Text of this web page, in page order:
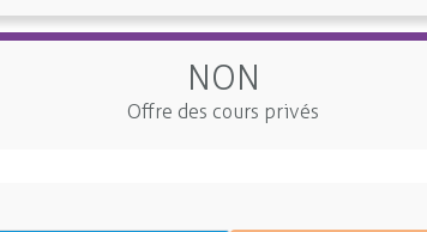
NON
Offre des cours privés